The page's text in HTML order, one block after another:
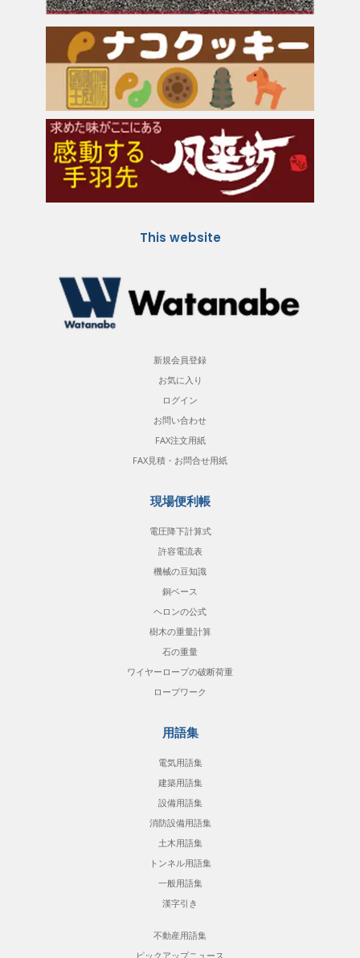
This website
新規会員登録
お気に入り
ログイン
お問い合わせ
FAX注文用紙
FAX見積・お問合せ用紙
現場便利帳
電圧降下計算式
許容電流表
機械の豆知識
銅ベース
ヘロンの公式
樹木の重量計算
石の重量
ワイヤーロープの破断荷重
ロープワーク
用語集
電気用語集
建築用語集
設備用語集
消防設備用語集
土木用語集
トンネル用語集
一般用語集
漢字引き
不動産用語集
ピックアップニュース